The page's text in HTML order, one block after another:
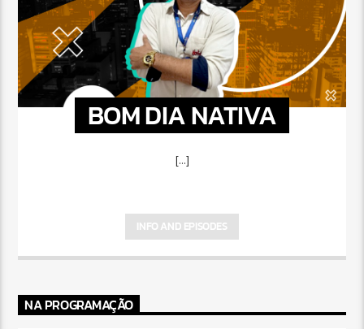
BOM DIA NATIVA
[...]
INFO AND EPISODES
NA PROGRAMAÇÃO